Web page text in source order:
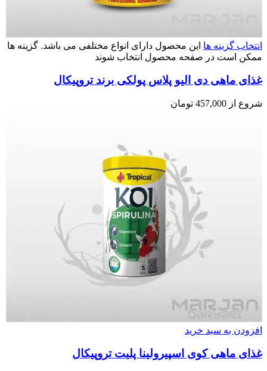
انتخاب گزینه ها این محصول دارای انواع مختلفی می باشد. گزینه ها
ممکن است در صفحه محصول انتخاب شوند
غذای ماهی دی الیو پلاس پولکی برند تروپیکال
شروع از 457,000 تومان
افزودن به سبد خرید
غذای ماهی کوی اسپیرولینا پلیت تروپیکال